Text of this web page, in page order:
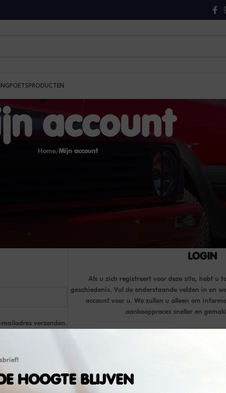
HOOGTE BLIJVEN
POETSPRODUCTEN
account
Home Mijn account
verzonden.
te ondersteunen,
omschreven in
LOGIN
Als u zich registreert voor deze site, hebt u
geschiedenis. Vul de onderstaande velden in en
account voor u. We zullen u alleen om
aankoopproces sneller en